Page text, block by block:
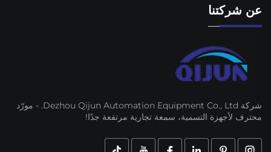
عن شركتنا
شركة Dezhou Qijun Automation Equipment Co., Ltd. - مورّد
محترف لأجهزة التسمية، سمعة تجارية مرتفعة جدًا!